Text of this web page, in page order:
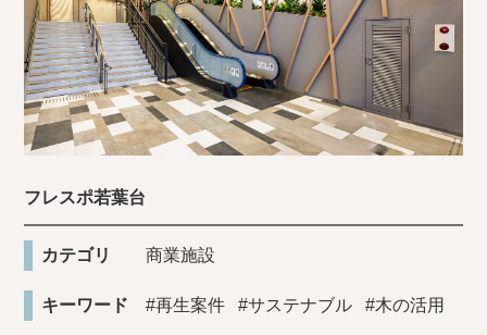
フレスポ若葉台
カテゴリ 商業施設
キーワード #再生案件 #サステナブル #木の活用